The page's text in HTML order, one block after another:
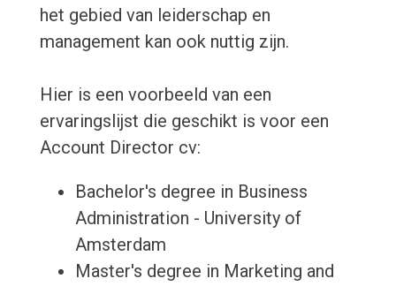
het gebied van leiderschap en
management kan ook nuttig zijn.
Hier is een voorbeeld van een
ervaringslijst die geschikt is voor een
Account Director cv:
Bachelor's degree in Business
Administration - University of
Amsterdam
Master's degree in Marketing and